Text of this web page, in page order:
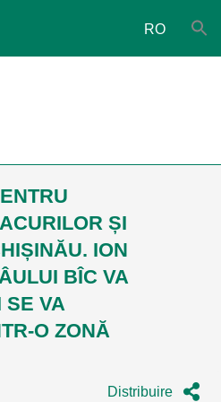
RO
ȘI
ION
BÎC VA
SE VA
O ZONĂ
Distribuire